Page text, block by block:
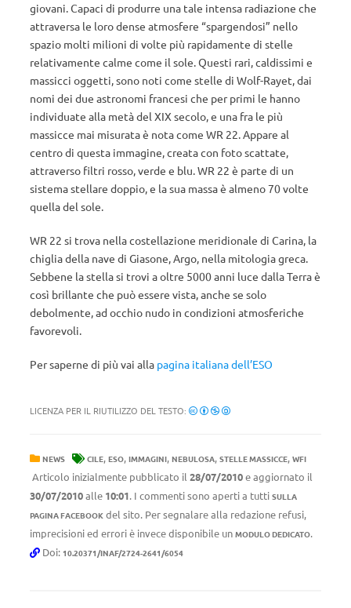
giovani. Capaci di produrre una tale intensa radiazione che
attraversa le loro dense atmosfere “spargendosi” nello
spazio molti milioni di volte più rapidamente di stelle
relativamente calme come il sole. Questi rari, caldissimi e
massicci oggetti, sono noti come stelle di Wolf-Rayet, dai
nomi dei due astronomi francesi che per primi le hanno
individuate alla metà del XIX secolo, e una fra le più
massicce mai misurata è nota come WR 22. Appare al
centro di questa immagine, creata con foto scattate,
attraverso filtri rosso, verde e blu. WR 22 è parte di un
sistema stellare doppio, e la sua massa è almeno 70 volte
quella del sole.
WR 22 si trova nella costellazione meridionale di Carina, la
chiglia della nave di Giasone, Argo, nella mitologia greca.
Sebbene la stella si trovi a oltre 5000 anni luce dalla Terra è
così brillante che può essere vista, anche se solo
debolmente, ad occhio nudo in condizioni atmosferiche
favorevoli.
Per saperne di più vai alla pagina italiana dell’ESO
LICENZA PER IL RIUTILIZZO DEL TESTO:
NEWS CILE, ESO, IMMAGINI, NEBULOSA, STELLE MASSICCE, WFI
Articolo inizialmente pubblicato il 28/07/2010e aggiornato il
30/07/2010alle 10:01. I commenti sono aperti a tutti SULLA
PAGINA FACEBOOK del sito. Per segnalare alla redazione refusi,
imprecisioni ed errori è invece disponibile un MODULO DEDICATO.
Doi: 10.20371/INAF/2724-2641/6054